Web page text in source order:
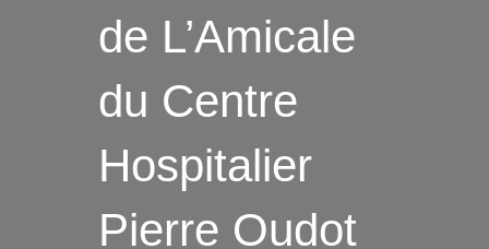
de L’Amicale
du Centre
Hospitalier
Pierre Oudot